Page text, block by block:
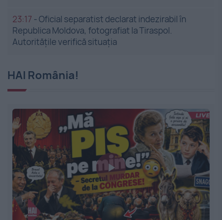
23:17 -Oficial separatist declarat indezirabil în
Republica Moldova, fotografiat la Tiraspol.
Autoritățile verifică situația
HAI România!